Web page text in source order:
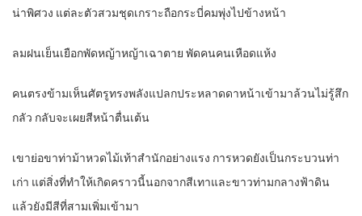
น่าพิศวง แต่ละตัวสวมชุดเกราะถือกระบี่คมพุ่งไปข้างหน้า
ลมฝนเย็นเยือกพัดหญ้าหญ้าเฉาตาย พัดคนคนเหือดแห้ง
คนตรงข้ามเห็นศัตรูทรงพลังแปลกประหลาดดาหน้าเข้ามาล้วนไม่รู้สึก
กลัว กลับจะเผยสีหน้าตื่นเต้น
เขาย่อขาท่าม้าหวดไม้เท้าสำนักอย่างแรง การหวดยังเป็นกระบวนท่า
เก่า แต่สิ่งที่ทำให้เกิดคราวนี้นอกจากสีเทาและขาวท่ามกลางฟ้าดิน
แล้วยังมีสีที่สามเพิ่มเข้ามา